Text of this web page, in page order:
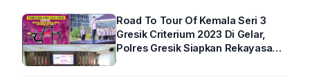
Road To Tour Of Kemala Seri 3
Gresik Criterium 2023 Di Gelar,
Polres Gresik Siapkan Rekayasa